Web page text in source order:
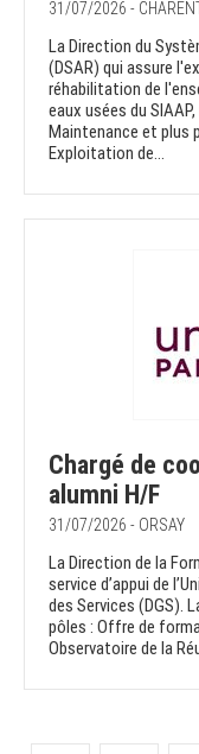
31/07/2026 -
La Direction du
(DSAR) qui assure
réhabilitation de
eaux usées du
Maintenance et plus
Exploitation de...
Chargé de
alumni H/F
31/07/2026 - ORSAY
La Direction de la
service d’appui de
des Services (DGS).
pôles : Offre de
Observatoire de la